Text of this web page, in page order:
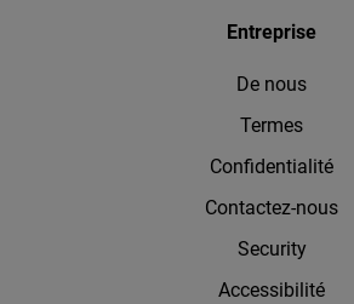
Entreprise
De nous
Termes
Confidentialité
Contactez-nous
Security
Accessibilité